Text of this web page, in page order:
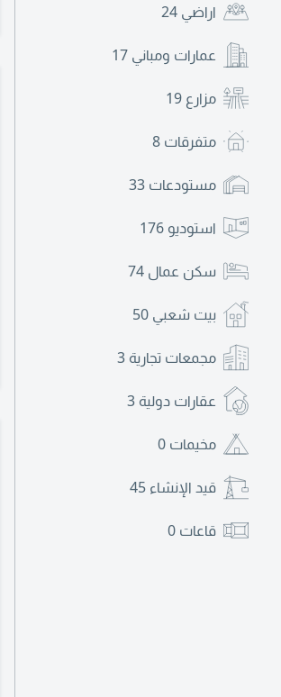
اراضي 24
عمارات ومباني 17
مزارع 19
متفرقات 8
مستودعات 33
استوديو 176
سكن عمال 74
بيت شعبي 50
مجمعات تجارية 3
عقارات دولية 3
مخيمات 0
قيد الإنشاء 45
قاعات 0